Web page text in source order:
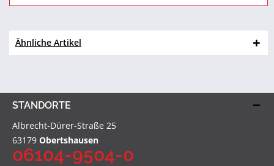
Ähnliche Artikel
STANDORTE
Albrecht-Dürer-Straße 25
63179 Obertshausen
06104-9504-0